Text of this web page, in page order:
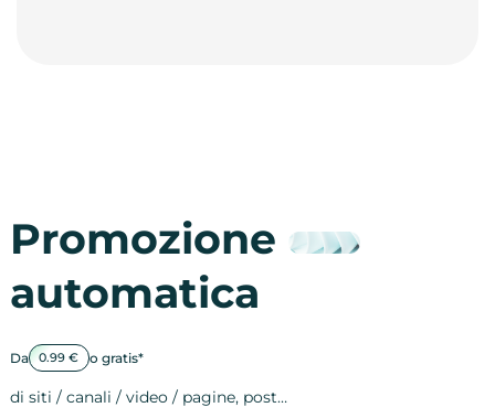
Promozione
automatica
Da 0.99 € o gratis*
di siti / canali / video / pagine, post…